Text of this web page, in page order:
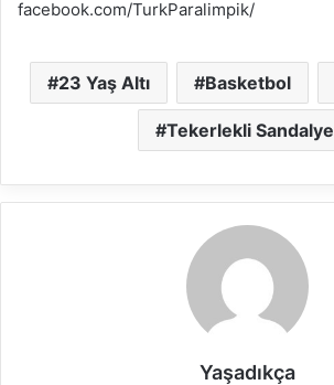
facebook.com/TurkParalimpik/
23 Yaş Altı Basketbol
Tekerlekli Sandalye
Yaşadıkça